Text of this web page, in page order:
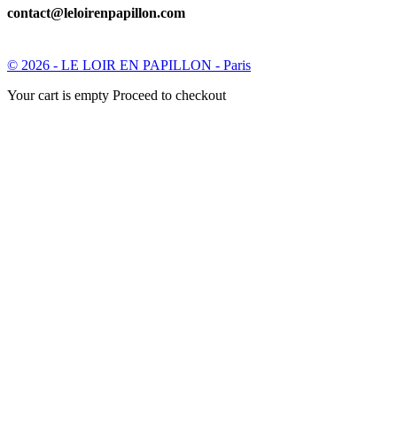
contact@leloirenpapillon.com
© 2026 - LE LOIR EN PAPILLON - Paris
Your cart is empty Proceed to checkout